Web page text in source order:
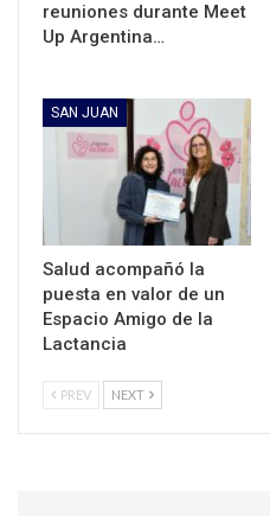
reuniones durante Meet
Up Argentina…
SAN JUAN
Salud acompañó la
puesta en valor de un
Espacio Amigo de la
Lactancia
PREV NEXT